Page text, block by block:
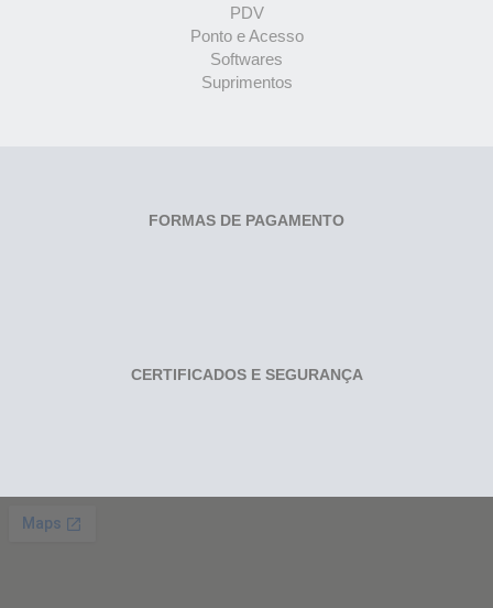
PDV
Ponto e Acesso
Softwares
Suprimentos
FORMAS DE PAGAMENTO
CERTIFICADOS E SEGURANÇA